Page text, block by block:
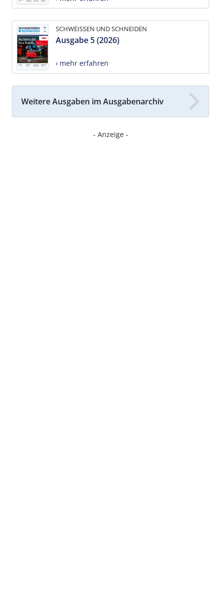
SCHWEISSEN UND SCHNEIDEN
Ausgabe 5 (2026)
› mehr erfahren
Weitere Ausgaben im Ausgabenarchiv
- Anzeige -